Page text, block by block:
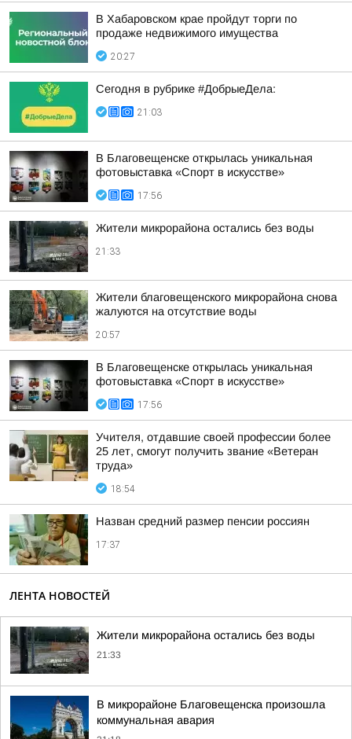
В Хабаровском крае пройдут торги по
продаже недвижимого имущества
20:27
Сегодня в рубрике #ДобрыеДела:
21:03
В Благовещенске открылась уникальная
фотовыставка «Спорт в искусстве»
17:56
Жители микрорайона остались без воды
21:33
Жители благовещенского микрорайона снова
жалуются на отсутствие воды
20:57
В Благовещенске открылась уникальная
фотовыставка «Спорт в искусстве»
17:56
Учителя, отдавшие своей профессии более
25 лет, смогут получить звание «Ветеран
труда»
18:54
Назван средний размер пенсии россиян
17:37
ЛЕНТА НОВОСТЕЙ
Жители микрорайона остались без воды
21:33
В микрорайоне Благовещенска произошла
коммунальная авария